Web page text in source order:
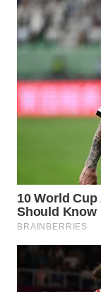
SUMEDANG
WN
CIANJUR
KEPULAUAN
TANGERANG
WN
BINJAI
WN
CIREBON